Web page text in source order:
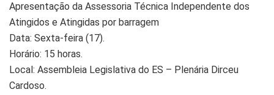
Apresentação da Assessoria Técnica Independente dos
Atingidos e Atingidas por barragem
Data: Sexta-feira (17).
Horário: 15 horas.
Local: Assembleia Legislativa do ES – Plenária Dirceu
Cardoso.